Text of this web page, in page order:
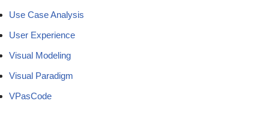
Use Case Analysis
User Experience
Visual Modeling
Visual Paradigm
VPasCode